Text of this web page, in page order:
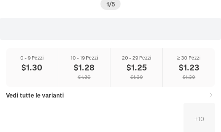
1/5
0 - 9 Pezzi
$1.30
10 - 19 Pezzi
$1.28
$1.30
20 - 29 Pezzi
$1.25
$1.30
≥ 30 Pezzi
$1.23
$1.30
Vedi tutte le varianti
+10